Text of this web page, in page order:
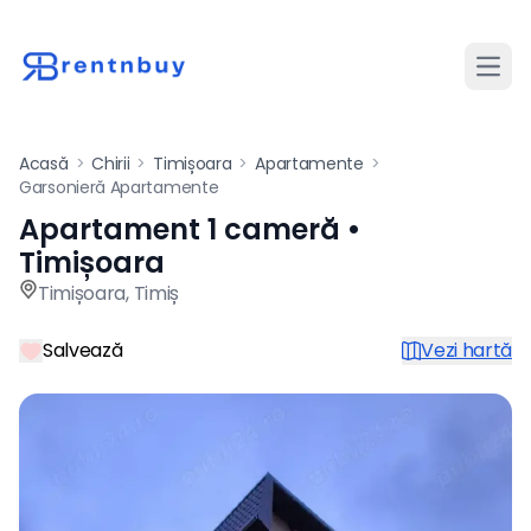
Acasă > Chirii > Timișoara > Apartamente >
Garsonieră Apartamente
Apartament de închiriat cu
Apartament 1 cameră •
Timișoara
Timișoara, Timiș
Salvează Vezi hartă